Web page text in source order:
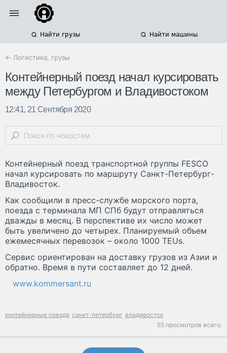
Найти грузы Найти машины
← Логистика, грузы
Контейнерный поезд начал курсировать
между Петербургом и Владивостоком
12:41, 21 Сентября 2020
Контейнерный поезд транспортной группы FESCO
начал курсировать по маршруту Санкт-Петербург-
Владивосток.
Как сообщили в пресс-службе морского порта,
поезда с терминала МП СПб будут отправляться
дважды в месяц. В перспективе их число может
быть увеличено до четырех. Планируемый объем
ежемесячных перевозок – около 1000 TEUs.
Сервис ориентирован на доставку грузов из Азии и
обратно. Время в пути составляет до 12 дней.
www.kommersant.ru
контейнерные поезда санкт-петербург владивосток
55 просмотров всего.